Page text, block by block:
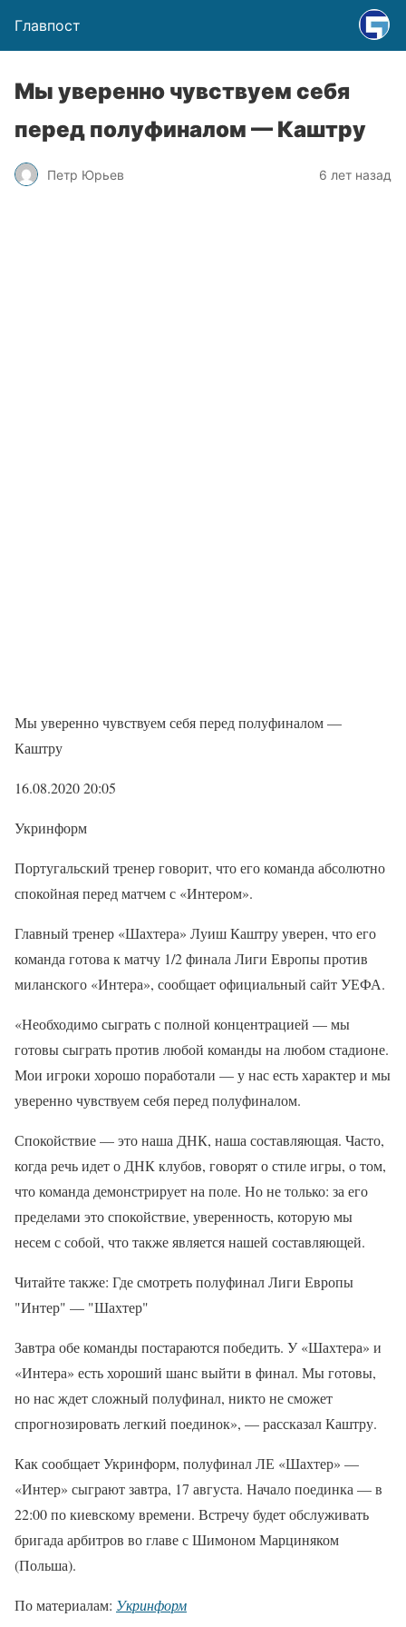
Главпост
Мы уверенно чувствуем себя
перед полуфиналом — Каштру
Петр Юрьев 6 лет назад
Мы уверенно чувствуем себя перед полуфиналом —
Каштру
16.08.2020 20:05
Укринформ
Португальский тренер говорит, что его команда абсолютно
спокойная перед матчем с «Интером».
Главный тренер «Шахтера» Луиш Каштру уверен, что его
команда готова к матчу 1/2 финала Лиги Европы против
миланского «Интера», сообщает официальный сайт УЕФА.
«Необходимо сыграть с полной концентрацией — мы
готовы сыграть против любой команды на любом стадионе.
Мои игроки хорошо поработали — у нас есть характер и мы
уверенно чувствуем себя перед полуфиналом.
Спокойствие — это наша ДНК, наша составляющая. Часто,
когда речь идет о ДНК клубов, говорят о стиле игры, о том,
что команда демонстрирует на поле. Но не только: за его
пределами это спокойствие, уверенность, которую мы
несем с собой, что также является нашей составляющей.
Читайте также: Где смотреть полуфинал Лиги Европы
"Интер" — "Шахтер"
Завтра обе команды постараются победить. У «Шахтера» и
«Интера» есть хороший шанс выйти в финал. Мы готовы,
но нас ждет сложный полуфинал, никто не сможет
спрогнозировать легкий поединок», — рассказал Каштру.
Как сообщает Укринформ, полуфинал ЛЕ «Шахтер» —
«Интер» сыграют завтра, 17 августа. Начало поединка — в
22:00 по киевскому времени. Встречу будет обслуживать
бригада арбитров во главе с Шимоном Марциняком
(Польша).
По материалам: Укринформ